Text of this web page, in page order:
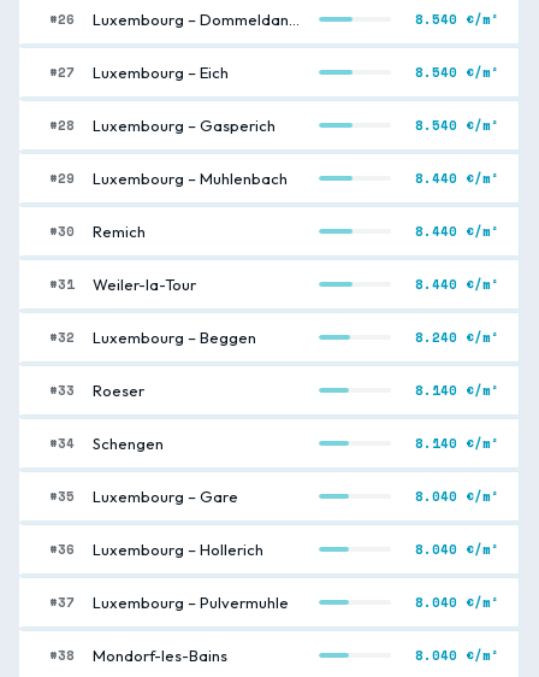
#26 8.540 €/m²
#27 Luxembourg – Eich 8.540 €/m²
#28 Luxembourg – Gasperich 8.540 €/m²
#29 Luxembourg – Muhlenbach 8.440 €/m²
#30 Remich 8.440 €/m²
#31 Weiler-la-Tour 8.440 €/m²
#32 Luxembourg – Beggen 8.240 €/m²
#33 Roeser 8.140 €/m²
#34 Schengen 8.140 €/m²
#35 Luxembourg – Gare 8.040 €/m²
#36 Luxembourg – Hollerich 8.040 €/m²
#37 Luxembourg – Pulvermuhle 8.040 €/m²
#38 Mondorf-les-Bains 8.040 €/m²